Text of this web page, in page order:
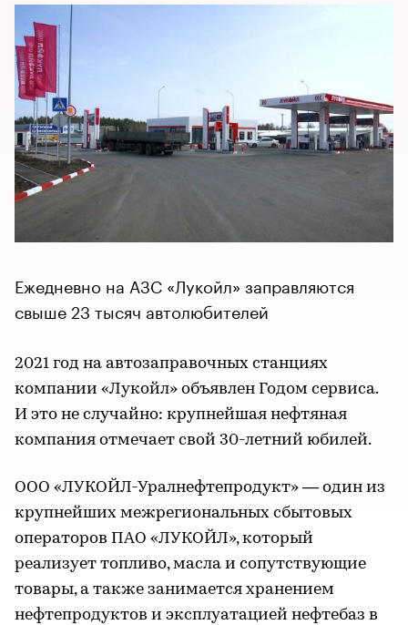
Ежедневно на АЗС «Лукойл» заправляются
свыше 23 тысяч автолюбителей
2021 год на автозаправочных станциях
компании «Лукойл» объявлен Годом сервиса.
И это не случайно: крупнейшая нефтяная
компания отмечает свой 30-летний юбилей.
ООО «ЛУКОЙЛ-Уралнефтепродукт» — один из
крупнейших межрегиональных сбытовых
операторов ПАО «ЛУКОЙЛ», который
реализует топливо, масла и сопутствующие
товары, а также занимается хранением
нефтепродуктов и эксплуатацией нефтебаз в